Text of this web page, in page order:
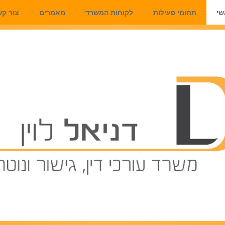
תחומי פעילות לקוחות המשרד מאמרים צור